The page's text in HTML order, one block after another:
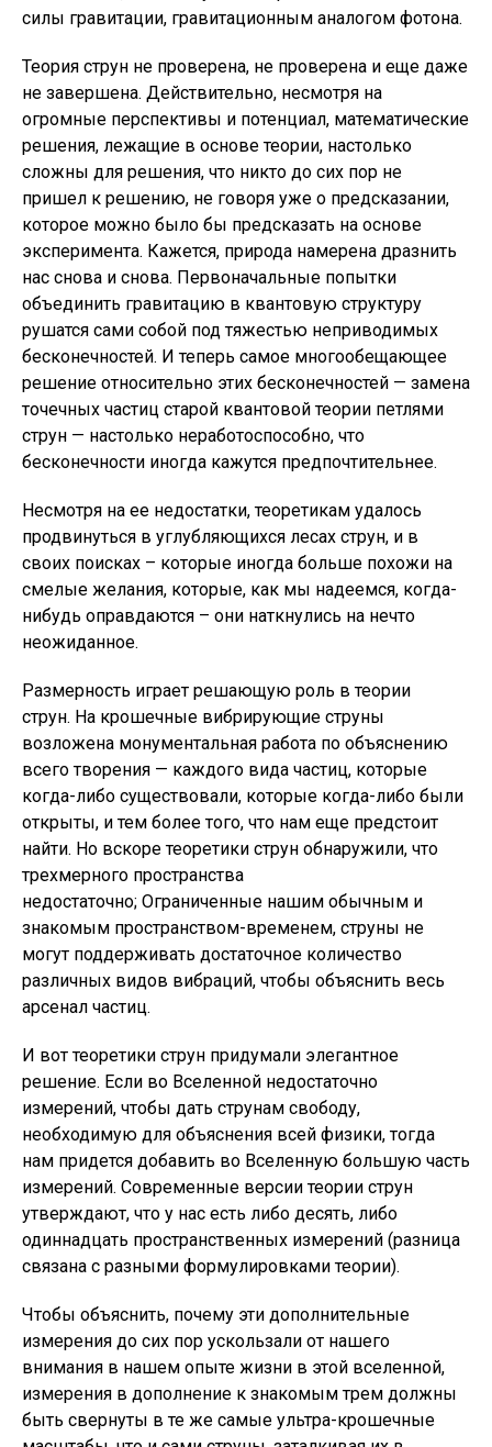
силы гравитации, гравитационным аналогом фотона.
Теория струн не проверена, не проверена и еще даже
не завершена. Действительно, несмотря на
огромные перспективы и потенциал, математические
решения, лежащие в основе теории, настолько
сложны для решения, что никто до сих пор не
пришел к решению, не говоря уже о предсказании,
которое можно было бы предсказать на основе
эксперимента. Кажется, природа намерена дразнить
нас снова и снова. Первоначальные попытки
объединить гравитацию в квантовую структуру
рушатся сами собой под тяжестью неприводимых
бесконечностей. И теперь самое многообещающее
решение относительно этих бесконечностей — замена
точечных частиц старой квантовой теории петлями
струн — настолько неработоспособно, что
бесконечности иногда кажутся предпочтительнее.
Несмотря на ее недостатки, теоретикам удалось
продвинуться в углубляющихся лесах струн, и в
своих поисках – которые иногда больше похожи на
смелые желания, которые, как мы надеемся, когда-
нибудь оправдаются – они наткнулись на нечто
неожиданное.
Размерность играет решающую роль в теории
струн. На крошечные вибрирующие струны
возложена монументальная работа по объяснению
всего творения — каждого вида частиц, которые
когда-либо существовали, которые когда-либо были
открыты, и тем более того, что нам еще предстоит
найти. Но вскоре теоретики струн обнаружили, что
трехмерного пространства
недостаточно; Ограниченные нашим обычным и
знакомым пространством-временем, струны не
могут поддерживать достаточное количество
различных видов вибраций, чтобы объяснить весь
арсенал частиц.
И вот теоретики струн придумали элегантное
решение. Если во Вселенной недостаточно
измерений, чтобы дать струнам свободу,
необходимую для объяснения всей физики, тогда
нам придется добавить во Вселенную большую часть
измерений. Современные версии теории струн
утверждают, что у нас есть либо десять, либо
одиннадцать пространственных измерений (разница
связана с разными формулировками теории).
Чтобы объяснить, почему эти дополнительные
измерения до сих пор ускользали от нашего
внимания в нашем опыте жизни в этой вселенной,
измерения в дополнение к знакомым трем должны
быть свернуты в те же самые ультра-крошечные